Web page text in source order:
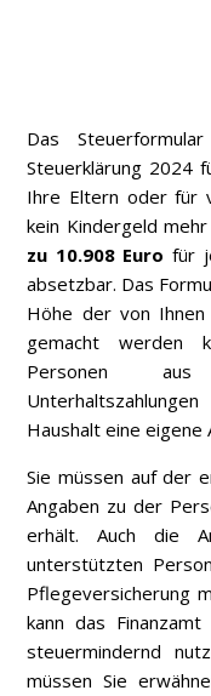
Das
Steuerklärung 2024
Ihre Eltern oder für
kein Kindergeld
zu 10.908 Euro für
absetzbar. Das
Höhe der von
gemacht werden
Personen aus
Haushalt eine eigene
Sie müssen auf der
Angaben zu der
erhält. Auch die
unterstützten
Pflegeversicherung
kann das
steuermindernd
müssen Sie